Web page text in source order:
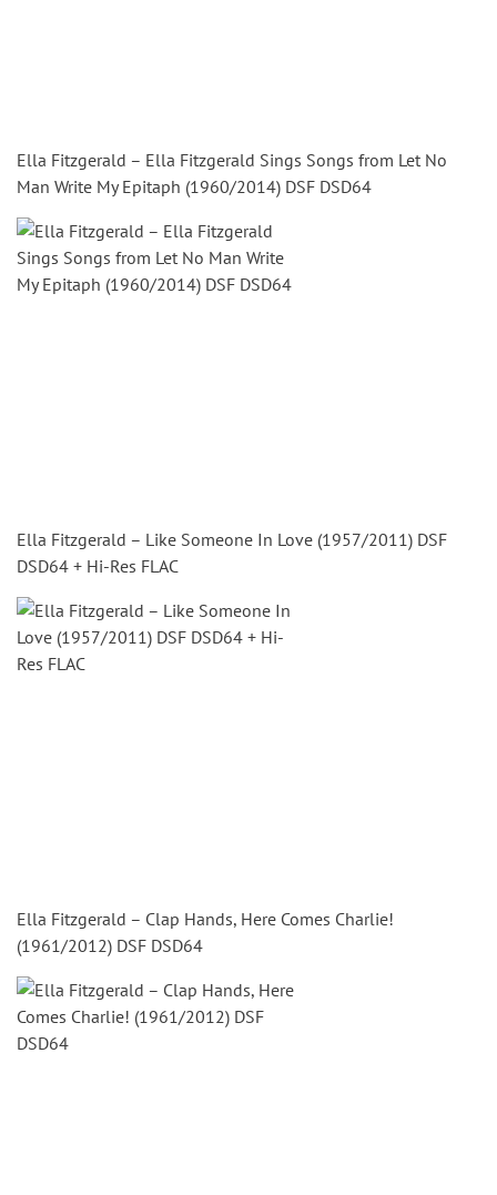
Ella Fitzgerald – Ella Fitzgerald Sings Songs from Let No
Man Write My Epitaph (1960/2014) DSF DSD64
Ella Fitzgerald – Like Someone In Love (1957/2011) DSF
DSD64 + Hi-Res FLAC
Ella Fitzgerald – Clap Hands, Here Comes Charlie!
(1961/2012) DSF DSD64